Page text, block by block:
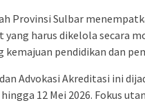
Provinsi Sulbar
yang harus dikelola secara
kemajuan pendidikan dan
Advokasi Akreditasi ini
12 Mei 2026. Fokus